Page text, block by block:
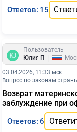
Ответов: 15
Пользователь
Юлия П
03.04.2026, 11:33 мск
Вопрос по законам
Возврат
заблуждение при
Ответов: 6